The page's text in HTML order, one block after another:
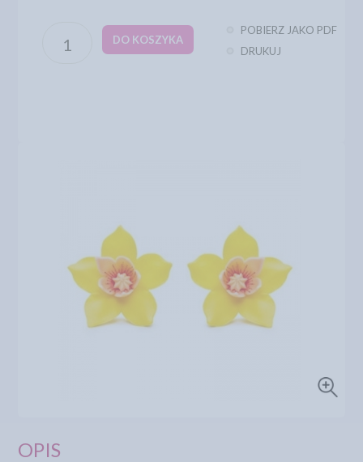
DO KOSZYKA
POBIERZ JAKO PDF
DRUKUJ
OPIS